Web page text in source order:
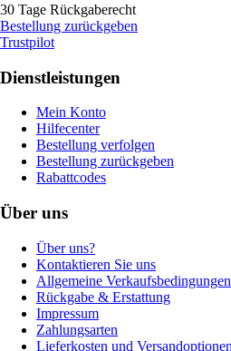
30 Tage Rückgaberecht
Bestellung zurückgeben
Trustpilot
Dienstleistungen
Mein Konto
Hilfecenter
Bestellung verfolgen
Bestellung zurückgeben
Rabattcodes
Über uns
Über uns?
Kontaktieren Sie uns
Allgemeine Verkaufsbedingungen
Rückgabe & Erstattung
Impressum
Zahlungsarten
Lieferkosten und Versandoptionen